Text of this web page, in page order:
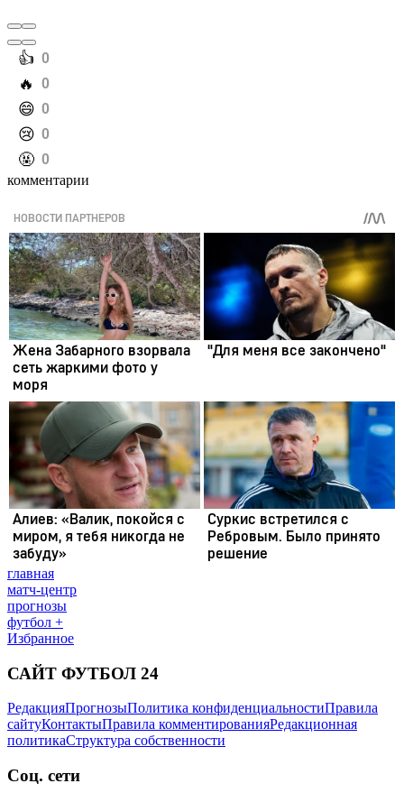
️👍 0
️🔥 0
️😄 0
️😢 0
️🤬 0
комментарии
главная
матч-центр
прогнозы
футбол +
Избранное
САЙТ ФУТБОЛ 24
РедакцияПрогнозыПолитика конфиденциальностиПравила
сайтуКонтактыПравила комментированияРедакционная
политикаСтруктура собственности
Соц. сети